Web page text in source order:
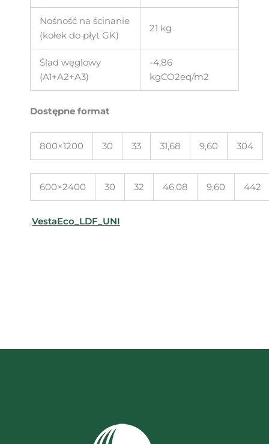
Nośność na ścinanie
(kołek do płyt GK)
21 kg
Ślad węglowy
(A1+A2+A3)
-4,86
kgCO2eq/m2
Dostępne format
800×1200 30 33 31,68 9,60 304
600×2400 30 32 46,08 9,60 442
,VestaEco_LDF_UNI